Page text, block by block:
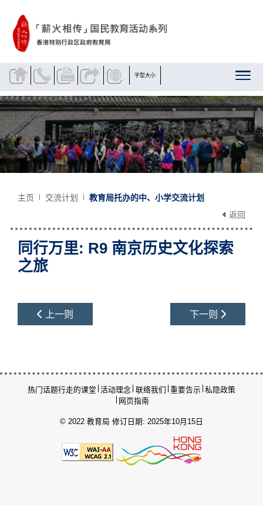
字型大小
主页 交流计划
教育局托办的中、小学交流计划
返回
同行万里: R9 南京历史文化探索
之旅
上一则 下一则
热门话题行走的课堂 活动理念 联络我们 重要告示 私隐政策
网页指南
© 2022 教育局 修订日期: 2025年10月15日